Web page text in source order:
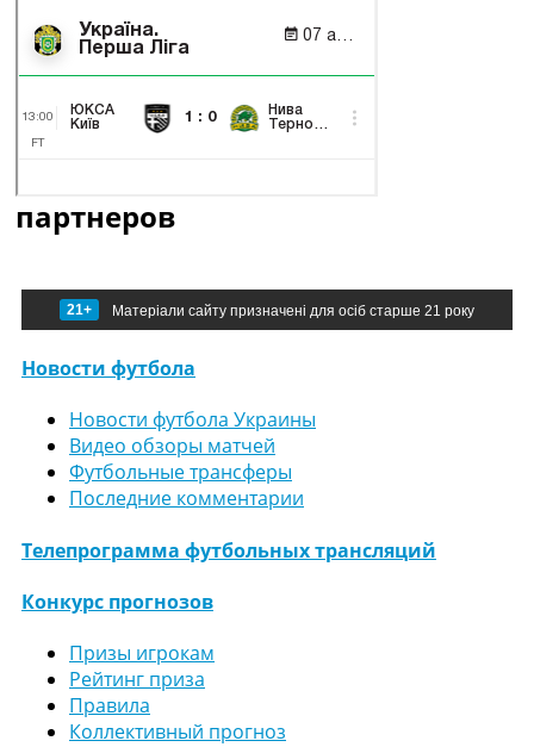
партнеров
21+ Матеріали сайту призначені для осіб старше 21 року
Новости футбола
Новости футбола Украины
Видео обзоры матчей
Футбольные трансферы
Последние комментарии
Телепрограмма футбольных трансляций
Конкурс прогнозов
Призы игрокам
Рейтинг приза
Правила
Коллективный прогноз